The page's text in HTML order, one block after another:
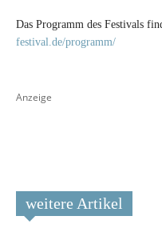
weitere Artikel
Das Programm des Festivals
festival.de/programm/
Anzeige